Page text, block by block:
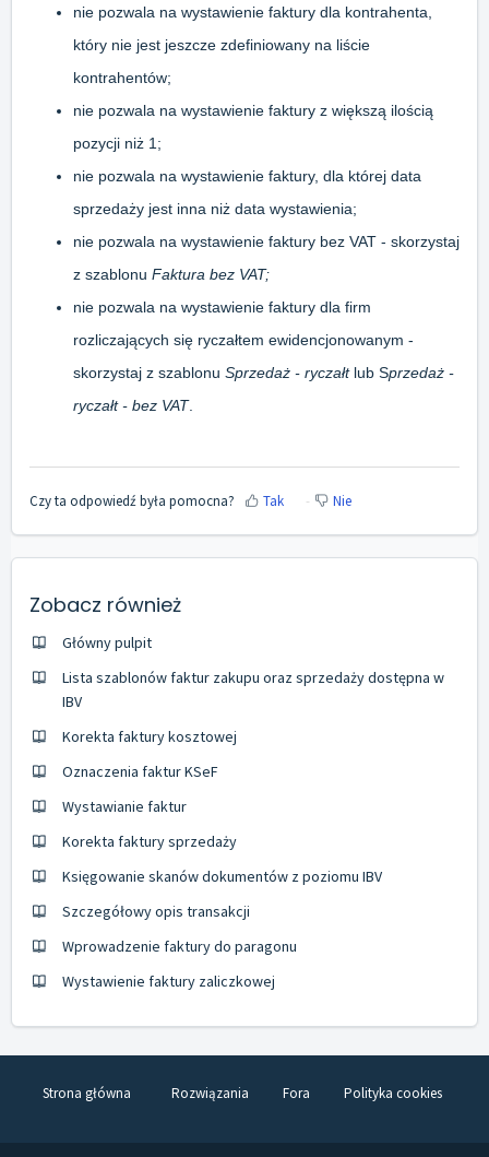
nie pozwala na wystawienie faktury dla kontrahenta,
który nie jest jeszcze zdefiniowany na liście
kontrahentów;
nie pozwala na wystawienie faktury z większą ilością
pozycji niż 1;
nie pozwala na wystawienie faktury, dla której data
sprzedaży jest inna niż data wystawienia;
nie pozwala na wystawienie faktury bez VAT - skorzystaj
z szablonu Faktura bez VAT;
nie pozwala na wystawienie faktury dla firm
rozliczających się ryczałtem ewidencjonowanym -
skorzystaj z szablonu Sprzedaż - ryczałtlub Sprzedaż -
ryczałt - bez VAT.
Czy ta odpowiedź była pomocna? Tak Nie
Zobacz również
Główny pulpit
Lista szablonów faktur zakupu oraz sprzedaży dostępna w
IBV
Korekta faktury kosztowej
Oznaczenia faktur KSeF
Wystawianie faktur
Korekta faktury sprzedaży
Księgowanie skanów dokumentów z poziomu IBV
Szczegółowy opis transakcji
Wprowadzenie faktury do paragonu
Wystawienie faktury zaliczkowej
Strona główna Rozwiązania Fora Polityka cookies